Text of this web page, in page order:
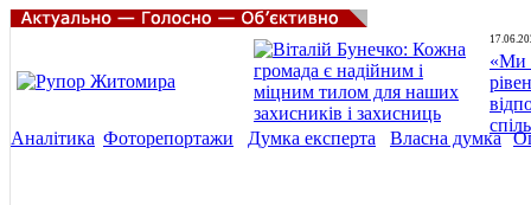
«Ми
Аналітика Фоторепортажи Думка експерта Власна думка